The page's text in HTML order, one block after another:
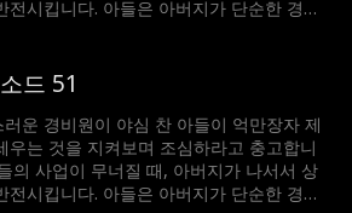
전시킵니다. 아들은 아버지가 단순한 경비
드 51
러운 경비원이 야심 찬 아들이 억만장자 제
우는 것을 지켜보며 조심하라고 충고합니
의 사업이 무너질 때, 아버지가 나서서 상
전시킵니다. 아들은 아버지가 단순한 경비